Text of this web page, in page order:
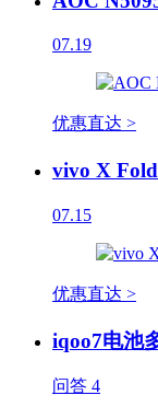
07.19
优惠直达 >
vivo X
07.15
优惠直达 >
iqoo7电池
问答 4